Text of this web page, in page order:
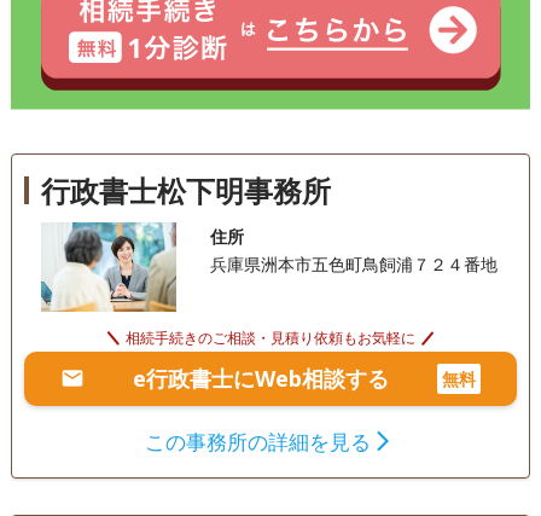
行政書士松下明事務所
住所
兵庫県洲本市五色町鳥飼浦７２４番地
相続手続きのご相談・見積り依頼もお気軽に
e行政書士にWeb相談する 無料
この事務所の詳細を見る